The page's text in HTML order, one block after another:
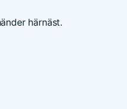
härnäst.